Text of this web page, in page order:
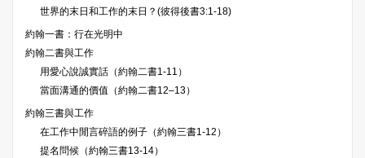
世界的末日和工作的末日？(彼得後書3:1-18)
約翰一書：行在光明中
約翰二書與工作
用愛心說誠實話（約翰二書1-11）
當面溝通的價值（約翰二書12–13）
約翰三書與工作
在工作中閒言碎語的例子（約翰三書1-12）
提名問候（約翰三書13-14）